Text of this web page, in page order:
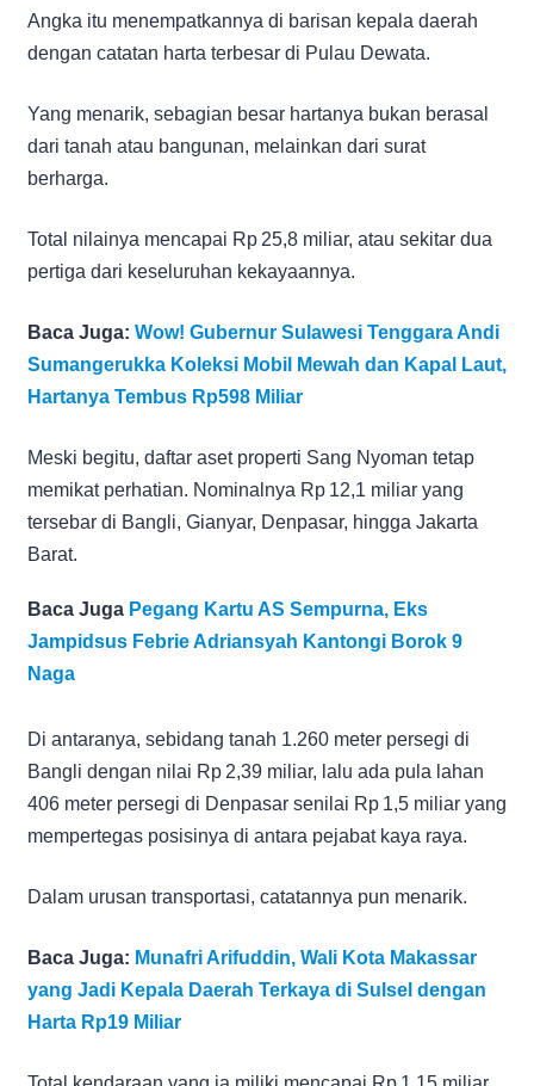
Angka itu menempatkannya di barisan kepala daerah
dengan catatan harta terbesar di Pulau Dewata.
Yang menarik, sebagian besar hartanya bukan berasal
dari tanah atau bangunan, melainkan dari surat
berharga.
Total nilainya mencapai Rp 25,8 miliar, atau sekitar dua
pertiga dari keseluruhan kekayaannya.
Baca Juga: Wow! Gubernur Sulawesi Tenggara Andi
Sumangerukka Koleksi Mobil Mewah dan Kapal Laut,
Hartanya Tembus Rp598 Miliar
Meski begitu, daftar aset properti Sang Nyoman tetap
memikat perhatian. Nominalnya Rp 12,1 miliar yang
tersebar di Bangli, Gianyar, Denpasar, hingga Jakarta
Barat.
Baca Juga Pegang Kartu AS Sempurna, Eks
Jampidsus Febrie Adriansyah Kantongi Borok 9
Naga
Di antaranya, sebidang tanah 1.260 meter persegi di
Bangli dengan nilai Rp 2,39 miliar, lalu ada pula lahan
406 meter persegi di Denpasar senilai Rp 1,5 miliar yang
mempertegas posisinya di antara pejabat kaya raya.
Dalam urusan transportasi, catatannya pun menarik.
Baca Juga: Munafri Arifuddin, Wali Kota Makassar
yang Jadi Kepala Daerah Terkaya di Sulsel dengan
Harta Rp19 Miliar